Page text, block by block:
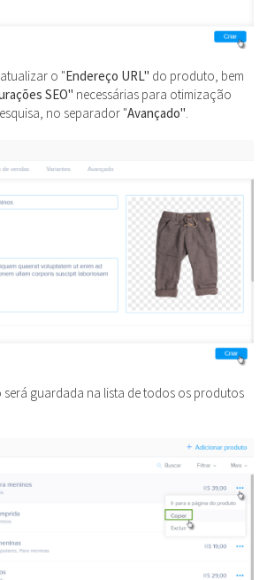
o "Endereço URL" do produto, bem
SEO" necessárias para otimização
no separador "Avançado".
guardada na lista de todos os produtos